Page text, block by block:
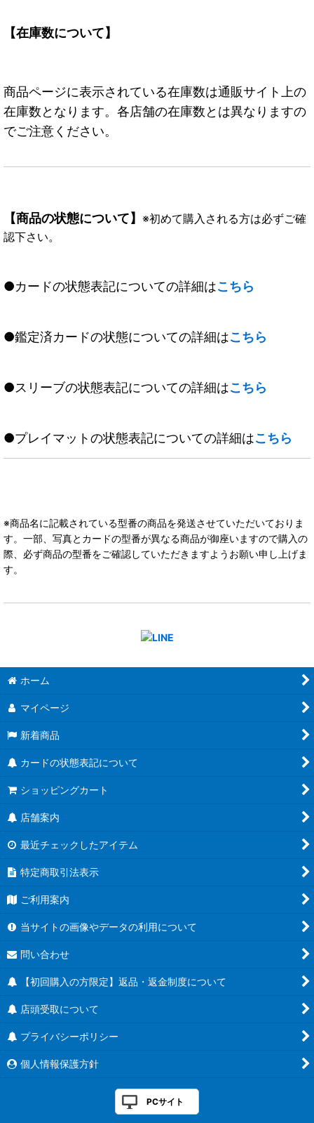
【在庫数について】
商品ページに表示されている在庫数は通販サイト上の
在庫数となります。各店舗の在庫数とは異なりますの
でご注意ください。
【商品の状態について】 ※初めて購入される方は必ずご確
認下さい。
●カードの状態表記についての詳細はこちら
●鑑定済カードの状態についての詳細はこちら
●スリーブの状態表記についての詳細はこちら
●プレイマットの状態表記についての詳細はこちら
※商品名に記載されている型番の商品を発送させていただいておりま
す。一部、写真とカードの型番が異なる商品が御座いますので購入の
際、必ず商品の型番をご確認していただきますようお願い申し上げま
す。
ホーム
マイページ
新着商品
カードの状態表記について
ショッピングカート
店舗案内
最近チェックしたアイテム
特定商取引法表示
ご利用案内
当サイトの画像やデータの利用について
問い合わせ
【初回購入の方限定】返品・返金制度について
店頭受取について
プライバシーポリシー
個人情報保護方針
PCサイト